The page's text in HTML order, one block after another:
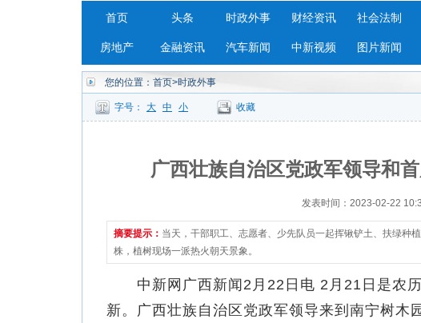
首页 头条 时政外事 财经资讯 社会法制
房地产 金融资讯 汽车新闻 中新视频 图片新闻
您的位置： 首页>时政外事
字号： 大 中 小 收藏
广西壮族自治区党政军领导和
发表时间：2023-02-22
摘要提示： 当天，干部职工、志愿者、少先队员一起挥锹铲土、扶绿
株，植树现场一派热火朝天景象。
中新网广西新闻2月22日电 2月21日是农历
新。广西壮族自治区党政军领导来到南宁树木